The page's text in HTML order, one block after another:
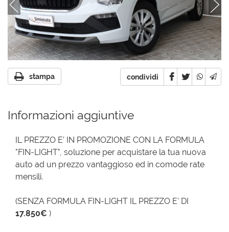
stampa condividi
Informazioni aggiuntive
IL PREZZO E' IN PROMOZIONE CON LA FORMULA
"FIN-LIGHT", soluzione per acquistare la tua nuova
auto ad un prezzo vantaggioso ed in comode rate
mensili.
(SENZA FORMULA FIN-LIGHT IL PREZZO E' DI
17.850€ )